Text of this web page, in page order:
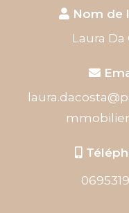
Nom de
Laura Da